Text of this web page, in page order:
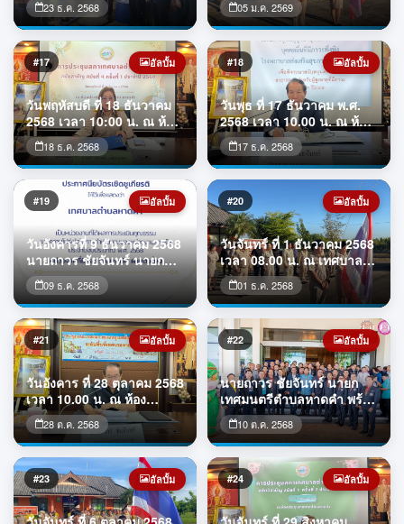
คารป
งานส่งเสริมและพัฒนาท้อง
ถิ่น พร้อมด้วยนายศรัณย์ พิม
พะนิตย์ ท้องถิ่นอำเภอเมือง
หนองคาย และคณะลงพื้นที่
ติดตามการเตรียมการรับการ
ทวนสอบรับรองปริมาณก๊าซ
เรือนกระจก รอบที่ 5 ณ พื้นที่
เทศบาลต
23 ธ.ค. 2568
หาดคำ จัดกิจกรรมเข้าแถว
เคารพธงชาติ ร้องเพลงชาติ
และสวดมนต์ไหว้พระ ซึ่งจัด
ขึ้นทุกวันจันทร์แรกของเดือน
เพื่อแสดงความจงรักภักดีต่อ
ชาติ ศาสนา พระมหากษัตริย์
ณ บริเวณหน้าเสาธงหน้า
อาคารป้องก
05 ม.ค. 2569
#17 อัลบั้ม
วันพฤหัสบดี ที่ 18 ธันวาคม
2568 เวลา 10:00 น. ณ ห้อง
ประชุมเทศบาลตำบลหาดคำ
จัดการประชุมสภาเทศบาล
ตำบลหาดคำ สมัยสามัญ
สมัยที่ 4 ครั้งที่ 1 ประจำปี
2568
18 ธ.ค. 2568
#18 อัลบั้ม
วันพุธ ที่ 17 ธันวาคม พ.ศ.
2568 เวลา 10.00 น. ณ ห้อง
ประชุมเทศบาลตำบลหาดคำ
นายถาวร ชัยจันทร์ นายก
เทศมนตรีตำบลหาดคำ เป็น
ประธานอนุกรรมการเปิดการ
ประชุมคณะอนุกรรมการ
สนับสนุนการจัดการบริการ
ดูแลระยะยาวสำหรับผู้สูงอายุ
ที่มีภาวะพึ่งพิงและบุคคลที่มี
ภาวะพึ่งพิง
17 ธ.ค. 2568
#19 อัลบั้ม
วันอังคารที่ 9 ธันวาคม 2568
นายถาวร ชัยจันทร์ นายก
เทศมนตรีตำบลหาดคำ เข้า
รับมอบประกาศนียบัตรเชิดชู
เกียรติ ให้ไว้เพื่อแสดงว่า
เทศบาลตำบลหาดคำ เป็น
หน่าวยงานที่ได้ผลการ
ประเมินคุณธรรมและความ
โปร่งใสในการดำเนินงาน
ของหน่วยรัฐ ประจำ
ปีงบประมาณ พ.ศ.2568
หน่วยงานที่มี
09 ธ.ค. 2568
#20 อัลบั้ม
วันจันทร์ ที่ 1 ธันวาคม 2568
เวลา 08.00 น. ณ เทศบาล
ตำบลหาดคำ เทศบาลตำบล
หาดคำ จัดกิจกรรมเข้าแถว
เคารพธงชาติ ร้องเพลงชาติ
และสวดมนต์ไหว้พระ ซึ่งจัด
ขึ้นทุกวันจันทร์แรกของเดือน
เพื่อแสดงความจงรักภักดีต่อ
ชาติ ศาสนา พระมหากษัตริย์
ณ บริเวณหน้าเสาธงหน้า
อาคารป้อง
01 ธ.ค. 2568
#21 อัลบั้ม
วันอังคาร ที่ 28 ตุลาคม 2568
เวลา 10.00 น. ณ ห้อง
ประชุมเทศบาลตำบลหาดคำ
เทศบาลตำบลหาดคำจัดการ
ประชุมคณะกรรมการกองทุน
หลักประกันสุขภาพระดับ
พื้นที่เทศบาลตำบลหาดคำ
นายถาวร ชัยจันทร์ นายก
เทศมนตรีตำบลหาดคำ เป็น
28 ต.ค. 2568
#22 อัลบั้ม
นายถาวร ชัยจันทร์ นายก
เทศมนตรีตำบลหาดคำ พร้อม
ด้วยสมาชิกสภาเทศบาล ปลัด
เทศบาล ร่วมให้การต้อนรับ
ดร.ทรงศักดิ์ ทองศรี รัฐมนตรี
ช่วยว่าการกระทรวง
มหาดไทย อธิบดีกรมส่งเสริม
การปกครองท้องถิ่น นายก
สมาคมสันนิบาตเทศบาลแห่ง
10 ต.ค. 2568
#23 อัลบั้ม #24 อัลบั้ม